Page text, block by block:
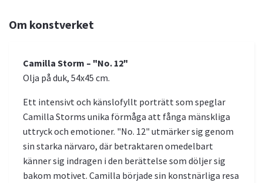
Om konstverket
Camilla Storm – "No. 12"
Olja på duk, 54x45 cm.
Ett intensivt och känslofyllt porträtt som speglar
Camilla Storms unika förmåga att fånga mänskliga
uttryck och emotioner. "No. 12" utmärker sig genom
sin starka närvaro, där betraktaren omedelbart
känner sig indragen i den berättelse som döljer sig
bakom motivet. Camilla började sin konstnärliga resa